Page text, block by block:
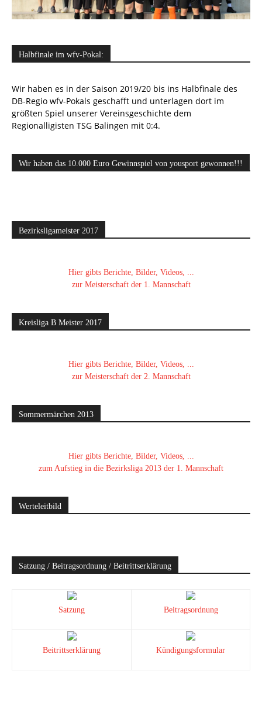
Halbfinale im wfv-Pokal:
Wir haben es in der Saison 2019/20 bis ins Halbfinale des
DB-Regio wfv-Pokals geschafft und unterlagen dort im
größten Spiel unserer Vereinsgeschichte dem
Regionalligisten TSG Balingen mit 0:4.
Wir haben das 10.000 Euro Gewinnspiel von yousport gewonnen!!!
Bezirksligameister 2017
Hier gibts Berichte, Bilder, Videos, ...
zur Meisterschaft der 1. Mannschaft
Kreisliga B Meister 2017
Hier gibts Berichte, Bilder, Videos, ...
zur Meisterschaft der 2. Mannschaft
Sommermärchen 2013
Hier gibts Berichte, Bilder, Videos, ...
zum Aufstieg in die Bezirksliga 2013 der 1. Mannschaft
Werteleitbild
Satzung / Beitragsordnung / Beitrittserklärung
Satzung Beitragsordnung
Beitrittserklärung Kündigungsformular